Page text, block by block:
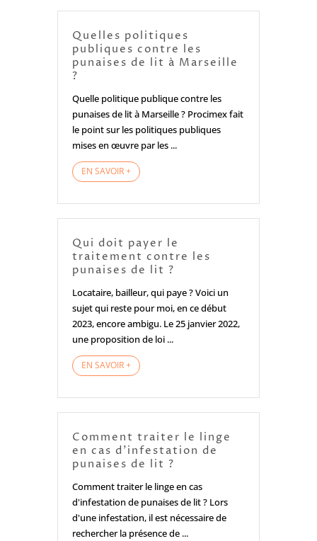
Quelles politiques
publiques contre les
punaises de lit à Marseille
?
Quelle politique publique contre les
punaises de lit à Marseille ? Procimex fait
le point sur les politiques publiques
mises en œuvre par les ...
EN SAVOIR +
Qui doit payer le
traitement contre les
punaises de lit ?
Locataire, bailleur, qui paye ? Voici un
sujet qui reste pour moi, en ce début
2023, encore ambigu. Le 25 janvier 2022,
une proposition de loi ...
EN SAVOIR +
Comment traiter le linge
en cas d’infestation de
punaises de lit ?
Comment traiter le linge en cas
d'infestation de punaises de lit ? Lors
d'une infestation, il est nécessaire de
rechercher la présence de ...